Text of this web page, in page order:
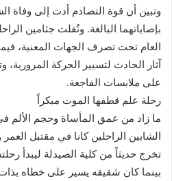
وتبين أن قوة التصادم أدت إلى وفاة
بإصاباتهما البالغة. ونُقلت جثامين
العام تحت تصرف الجهات المعنية،
آثار الحادث لتسيير الحركة
على ملابسات الفاجعة.
​رحلة علم قطفها الموت مبكراً
​ما زاد من عمق المأساة وحجم الألم
الشابين الراحلين كانا في مقتبل
تخرج حديثاً من كلية الصيدلة ليبدأ
بينما كان شقيقه يسير على خطاه بذات